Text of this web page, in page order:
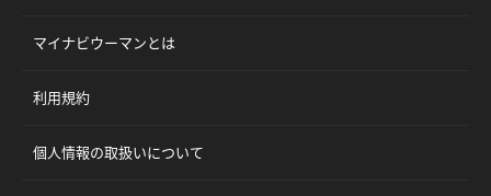
マイナビウーマンとは
利用規約
個人情報の取扱いについて